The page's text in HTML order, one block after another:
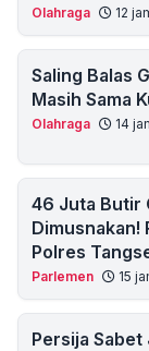
Olahraga 12
Saling Balas
Masih Sama
Olahraga 14
46 Juta Butir
Dimusnakan!
Polres
Parlemen 15
Persija Sabet